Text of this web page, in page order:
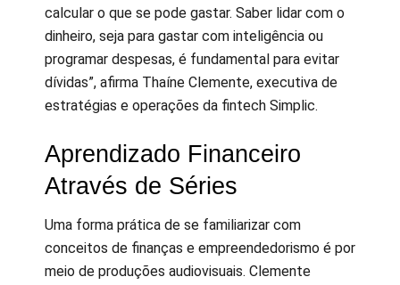
calcular o que se pode gastar. Saber lidar com o
dinheiro, seja para gastar com inteligência ou
programar despesas, é fundamental para evitar
dívidas”, afirma Thaíne Clemente, executiva de
estratégias e operações da fintech Simplic.
Aprendizado Financeiro
Através de Séries
Uma forma prática de se familiarizar com
conceitos de finanças e empreendedorismo é por
meio de produções audiovisuais. Clemente